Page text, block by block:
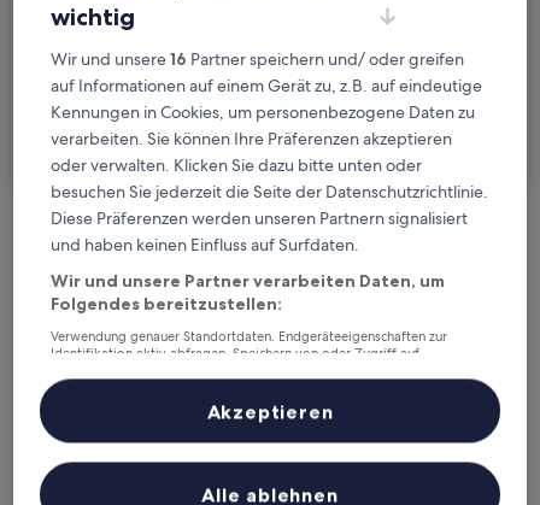
Gäste
2 Reisende, 1 Zimmer
Ich reise geschäftlich
Suchen
Kostenlose Stornierung bei
Planänderungen
Verdiene Prämien für jede
wahrgenommene Übernachtung
Mehr sparen mit Preisen für Mitglieder
wichtig
Wir und unsere16 Partner speichern und/ oder greifen
auf Informationen auf einem Gerät zu, z.B. auf eindeutige
Kennungen in Cookies, um personenbezogene Daten zu
verarbeiten. Sie können Ihre Präferenzen akzeptieren
oder verwalten. Klicken Sie dazu bitte unten oder
besuchen Sie jederzeit die Seite der Datenschutzrichtlinie.
Diese Präferenzen werden unseren Partnern signalisiert
und haben keinen Einfluss auf Surfdaten.
Wir und unsere Partner verarbeiten Daten, um
Folgendes bereitzustellen:
Verwendung genauer Standortdaten. Endgeräteeigenschaften zur
Identifikation aktiv abfragen. Speichern von oder Zugriff auf
Inhalte, Messung von Werbeleistung und der Performance von Inhalten,
Zielgruppenforschung sowie Entwicklung und Verbesserung von
Liste der Partner (Lieferanten)
Alle ablehnen
Akzeptieren